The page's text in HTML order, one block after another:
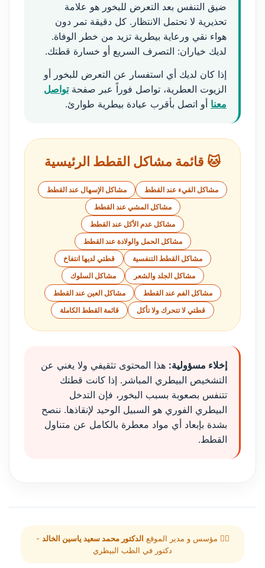
ضيق التنفس بعد التعرض للبخور هو علامة
تحذيرية لا تحتمل الانتظار. كل دقيقة تمر دون
هواء نقي ورعاية بيطرية تزيد من خطر الوفاة.
لديك خياران: التصرف السريع أو خسارة قطتك.
إذا كان لديك أي استفسار عن التعرض للبخور أو
الزيوت العطرية، تواصل فوراً عبر صفحةتواصل
معنا أو اتصل بأقرب عيادة بيطرية طوارئ.
🐱 قائمة مشاكل القطط الرئيسية
مشاكل القيء عند القطط
مشاكل الإسهال عند القطط
مشاكل المشي عند القطط
مشاكل عدم الأكل عند القطط
مشاكل الحمل والولادة عند القطط
مشاكل القطط التنفسية
قطتي لديها انتفاخ
مشاكل الجلد والشعر
مشاكل السلوك
مشاكل الفم عند القطط
مشاكل العين عند القطط
قطتي لا تتحرك ولا تأكل
قائمة القطط الكاملة
إخلاء مسؤولية: هذا المحتوى تثقيفي ولا يغني عن
التشخيص البيطري المباشر. إذا كانت قطتك
تتنفس بصعوبة بسبب البخور، فإن التدخل
البيطري الفوري هو السبيل الوحيد لإنقاذها. ننصح
بشدة بإبعاد أي مواد معطرة بالكامل عن متناول
القطط.
👨‍⚕️ مؤسس و مدير الموقع الدكتور محمد سعيد ياسين الخالد -
دكتور في الطب البيطري